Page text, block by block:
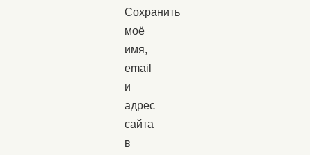
Сохранить
моё
имя,
email
и
адрес
сайта
в